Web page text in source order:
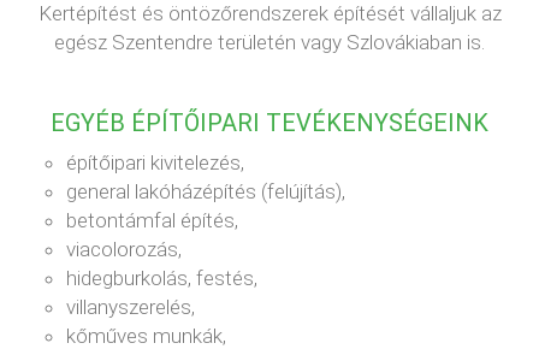
Kertépítést és öntözőrendszerek építését vállaljuk az
egész Szentendre területén vagy Szlovákiaban is.
EGYÉB ÉPÍTŐIPARI TEVÉKENYSÉGEINK
építőipari kivitelezés,
general lakóházépítés (felújítás),
betontámfal építés,
viacolorozás,
hidegburkolás, festés,
villanyszerelés,
kőműves munkák,